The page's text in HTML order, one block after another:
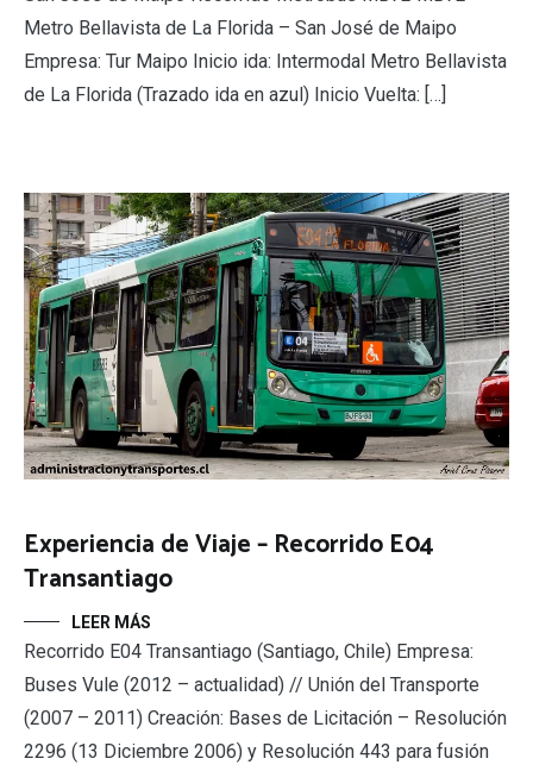
Metro Bellavista de La Florida – San José de Maipo
Empresa: Tur Maipo Inicio ida: Intermodal Metro Bellavista
de La Florida (Trazado ida en azul) Inicio Vuelta: […]
Experiencia de Viaje – Recorrido E04
Transantiago
LEER MÁS
Recorrido E04 Transantiago (Santiago, Chile) Empresa:
Buses Vule (2012 – actualidad) // Unión del Transporte
(2007 – 2011) Creación: Bases de Licitación – Resolución
2296 (13 Diciembre 2006) y Resolución 443 para fusión